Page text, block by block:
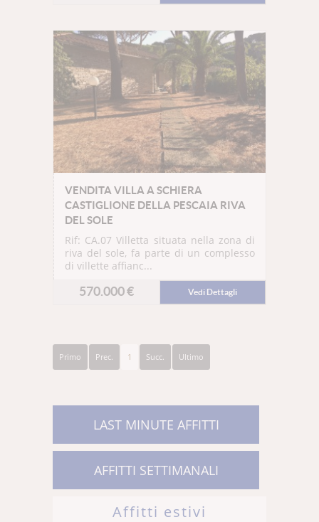
VENDITA VILLA A SCHIERA
CASTIGLIONE DELLA PESCAIA RIVA
DEL SOLE
Rif: CA.07 Villetta situata nella zona di
riva del sole, fa parte di un complesso
di villette affianc...
570.000 €
Vedi Dettagli
Primo Prec. 1 Succ. Ultimo
LAST MINUTE AFFITTI
AFFITTI SETTIMANALI
Affitti estivi